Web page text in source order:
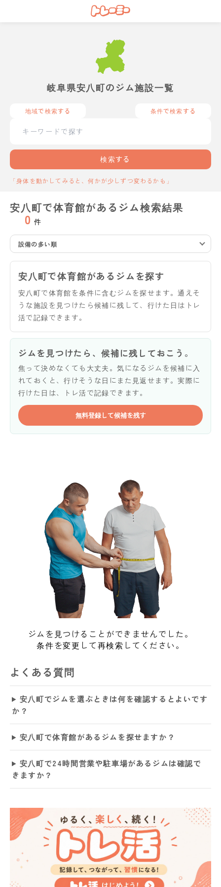
岐阜県安八町のジム施設一覧
地域で検索する 条件で検索する
検索する
「身体を動かしてみると、何かが少しずつ変わるかも」
安八町で体育館があるジム検索結果
0 件
設備の多い順
安八町で体育館があるジムを探す
安八町で体育館を条件に含むジムを探せます。通えそ
うな施設を見つけたら候補に残して、行けた日はトレ
活で記録できます。
ジムを見つけたら、候補に残しておこう。
焦って決めなくても大丈夫。気になるジムを候補に入
れておくと、行けそうな日にまた見返せます。実際に
行けた日は、トレ活で記録できます。
無料登録して候補を残す
ジムを見つけることができませんでした。
条件を変更して再検索してください。
よくある質問
安八町でジムを選ぶときは何を確認するとよいです
か？
安八町で体育館があるジムを探せますか？
安八町で24時間営業や駐車場があるジムは確認で
きますか？